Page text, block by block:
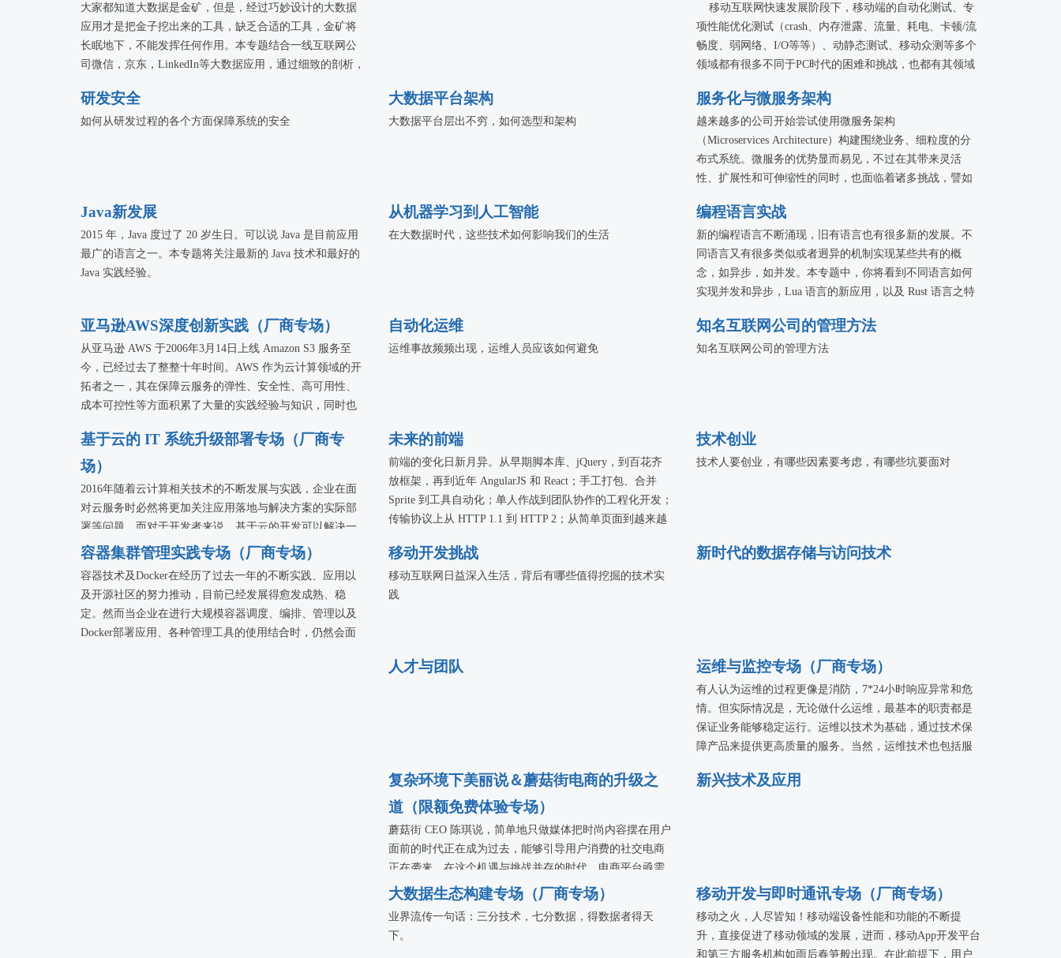
大家都知道大数据是金矿，但是，经过巧妙设计的大数据
应用才是把金子挖出来的工具，缺乏合适的工具，金矿将
长眠地下，不能发挥任何作用。本专题结合一线互联网公
司微信，京东，LinkedIn等大数据应用，通过细致的剖析，
应用的方法论和价值，相信对于各个行业都具有极高的借
鉴意义。
研发安全
如何从研发过程的各个方面保障系统的安全
Java新发展
2015 年，Java 度过了 20 岁生日。可以说 Java 是目前应用
最广的语言之一。本专题将关注最新的 Java 技术和最好的
Java 实践经验。
亚马逊AWS深度创新实践（厂商专场）
从亚马逊 AWS 于2006年3月14日上线 Amazon S3 服务至
今，已经过去了整整十年时间。AWS 作为云计算领域的开
拓者之一，其在保障云服务的弹性、安全性、高可用性、
成本可控性等方面积累了大量的实践经验与知识，同时也
在 AWS 迎来10周年纪念之际，本专场将邀请来自 AWS 的
资深技术顾问、解决方案架构师及 AWS 云服务用户，分享
在 AWS 上构建个性化服务的实践过程，展示云计算相关技
术的创新成果，演讲内容将覆盖深度学习、Python 开发、
大数据平台架构、容器管理、物联网应用等多个技术领
域。
基于云的 IT 系统升级部署专场（厂商专
场）
2016年随着云计算相关技术的不断发展与实践，企业在面
对云服务时必然将更加关注应用落地与解决方案的实际部
署等问题。而对于开发者来说，基于云的开发可以解决一
些传统开发方式解决不了的问题，但在云计算开发实践以
及云平台迁移的过程当中仍需要留意一些关键的技术细节
问题。
容器集群管理实践专场（厂商专场）
容器技术及Docker在经历了过去一年的不断实践、应用以
及开源社区的努力推动，目前已经发展得愈发成熟、稳
定。然而当企业在进行大规模容器调度、编排、管理以及
Docker部署应用、各种管理工具的使用结合时，仍然会面
大数据平台架构
大数据平台层出不穷，如何选型和架构
从机器学习到人工智能
在大数据时代，这些技术如何影响我们的生活
自动化运维
运维事故频频出现，运维人员应该如何避免
未来的前端
前端的变化日新月异。从早期脚本库、jQuery，到百花齐
放框架，再到近年 AngularJS 和 React；手工打包、合并
Sprite 到工具自动化；单人作战到团队协作的工程化开发；
传输协议上从 HTTP 1.1 到 HTTP 2；从简单页面到越来越
思考、探索与实践。
移动开发挑战
移动互联网日益深入生活，背后有哪些值得挖掘的技术实
践
人才与团队
复杂环境下美丽说＆蘑菇街电商的升级之
道（限额免费体验专场）
蘑菇街 CEO 陈琪说，简单地只做媒体把时尚内容摆在用户
面前的时代正在成为过去，能够引导用户消费的社交电商
正在袭来。在这个机遇与挑战并存的时代，电商平台亟需
找到新的用户兴趣点，更加快速地响应用户需求，不断提
升用户体验品质。从技术层面来看，电商平台在应对业务
挑战时，仍然需要不断提高技术支撑力，比如怎样在电商
促销活动逐日增多的情况下，对系统的设计、研发等各方
大数据生态构建专场（厂商专场）
业界流传一句话：三分技术，七分数据，得数据者得天
下。
移动互联网快速发展阶段下，移动端的自动化测试、专
项性能优化测试（crash、内存泄露、流量、耗电、卡顿/流
畅度、弱网络、I/O等等）、动静态测试、移动众测等多个
领域都有很多不同于PC时代的困难和挑战，也都有其领域
为切入点，本专题希望给大家更多的思路方向和视野。
服务化与微服务架构
越来越多的公司开始尝试使用微服务架构
（Microservices Architecture）构建围绕业务、细粒度的分
布式系统。微服务的优势显而易见，不过在其带来灵活
性、扩展性和可伸缩性的同时，也面临着诸多挑战，譬如
等。本专题邀请国内一线互联网公司的技术专家，分享其
使用微服务的实践以及思路。
编程语言实战
新的编程语言不断涌现，旧有语言也有很多新的发展。不
同语言又有很多类似或者迥异的机制实现某些共有的概
念，如异步，如并发。本专题中，你将看到不同语言如何
实现并发和异步，Lua 语言的新应用，以及 Rust 语言之特
知名互联网公司的管理方法
知名互联网公司的管理方法
技术创业
技术人要创业，有哪些因素要考虑，有哪些坑要面对
新时代的数据存储与访问技术
运维与监控专场（厂商专场）
有人认为运维的过程更像是消防，7*24小时响应异常和危
情。但实际情况是，无论做什么运维，最基本的职责都是
保证业务能够稳定运行。运维以技术为基础，通过技术保
障产品来提供更高质量的服务。当然，运维技术也包括服
设施性能分析；对App和API进行性能监控；发现服务隐患
新兴技术及应用
移动开发与即时通讯专场（厂商专场）
移动之火，人尽皆知！移动端设备性能和功能的不断提
升，直接促进了移动领域的发展，进而，移动App开发平台
和第三方服务机构如雨后春笋般出现。在此前提下，用户